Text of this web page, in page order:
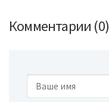
Комментарии (0)